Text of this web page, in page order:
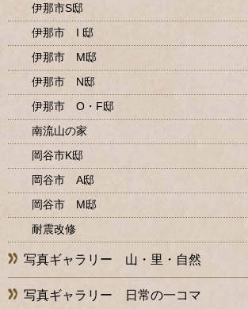
伊那市S邸
伊那市 I 邸
伊那市 M邸
伊那市 N邸
伊那市 O・F邸
南流山の家
岡谷市K邸
岡谷市 A邸
岡谷市 M邸
耐震改修
写真ギャラリー 山・里・自然
写真ギャラリー 日常の一コマ